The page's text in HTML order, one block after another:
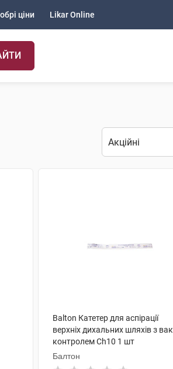
ціни Likar Online
Balton Катетер для аспірації
верхніх дихальних шляхів з
контролем Ch10 1 шт
Балтон